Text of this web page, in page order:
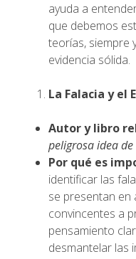
ayuda a
que debemos
teorías, siempre
evidencia sólida.
La Falacia y el
Autor y libro
peligrosa idea
Por qué es
identificar las
se presentan en
convincentes a
pensamiento
desmantelar las